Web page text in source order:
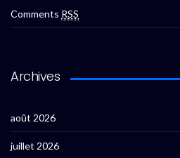
Comments RSS
Archives
août 2026
juillet 2026